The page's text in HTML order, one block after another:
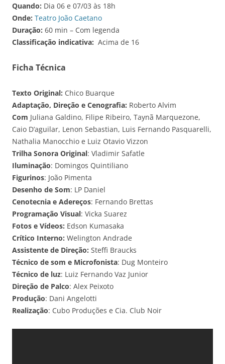
Quando: Dia 06 e 07/03 às 18h
Onde: Teatro João Caetano
Duração: 60 min – Com legenda
Classificação indicativa: Acima de 16
Ficha Técnica
Texto Original: Chico Buarque
Adaptação, Direção e Cenografia: Roberto Alvim
Com Juliana Galdino, Filipe Ribeiro, Taynã Marquezone,
Caio D’aguilar, Lenon Sebastian, Luis Fernando Pasquarelli,
Nathalia Manocchio e Luiz Otavio Vizzon
Trilha Sonora Original: Vladimir Safatle
Iluminação: Domingos Quintiliano
Figurinos: João Pimenta
Desenho de Som: LP Daniel
Cenotecnia e Adereços: Fernando Brettas
Programação Visual: Vicka Suarez
Fotos e Vídeos: Edson Kumasaka
Crítico Interno: Welington Andrade
Assistente de Direção: Steffi Braucks
Técnico de som e Microfonista: Dug Monteiro
Técnico de luz: Luiz Fernando Vaz Junior
Direção de Palco: Alex Peixoto
Produção: Dani Angelotti
Realização: Cubo Produções e Cia. Club Noir